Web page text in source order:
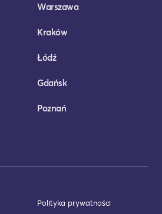
Warszawa
Kraków
Łódź
Gdańsk
Poznań
Polityka prywatności